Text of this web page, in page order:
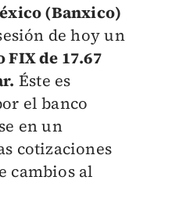
(Banxico)
de hoy un
de 17.67
Éste es
el banco
en un
cotizaciones
cambios al